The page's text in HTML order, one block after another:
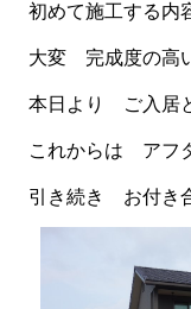
初めて施工する内
大変 完成度の高
本日より ご入居
これからは アフ
引き続き お付き